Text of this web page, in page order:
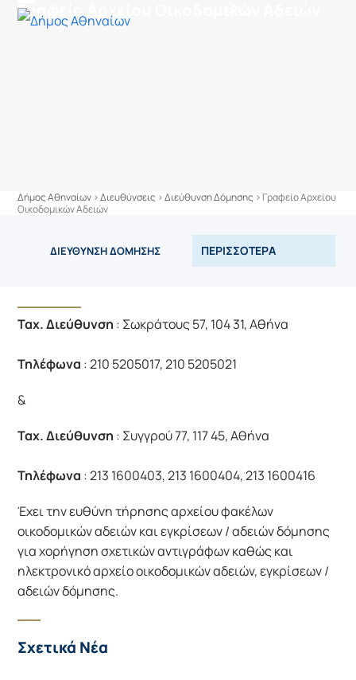
Skip
περιεχόμενο
Open
Close
Γραφείο Αρχείου Οικοδομικών Αδειών
Δήμος Αθηναίων >Διευθύνσεις >Διεύθυνση Δόμησης > Γραφείο Αρχείου
Οικοδομικών Αδειών
Ταχ. Διεύθυνση : Σωκράτους 57, 104 31, Αθήνα
Τηλέφωνα : 210 5205017, 210 5205021
&
Ταχ. Διεύθυνση : Συγγρού 77, 117 45, Αθήνα
Τηλέφωνα : 213 1600403, 213 1600404, 213 1600416
Έχει την ευθύνη τήρησης αρχείου φακέλων
οικοδομικών αδειών και εγκρίσεων / αδειών δόμησης
για χορήγηση σχετικών αντιγράφων καθώς και
ηλεκτρονικό αρχείο οικοδομικών αδειών, εγκρίσεων /
αδειών δόμησης.
ΔΙΕΥΘΥΝΣΗ ΔΟΜΗΣΗΣ ΠΕΡΙΣΣΟΤΕΡΑ
Σχετικά Νέα